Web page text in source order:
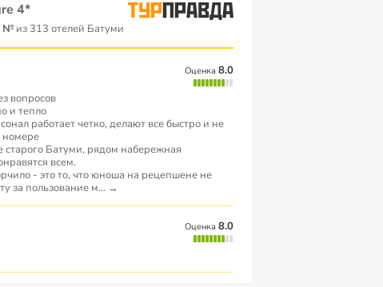
4*
№ из 313 отелей Батуми
Оценка
8.0
вопросов
и тепло
работает четко, делают все быстро и не
номере
старого Батуми, рядом набережная
всем.
- это то, что юноша на рецепшене не
за пользование м... →
Оценка
8.0